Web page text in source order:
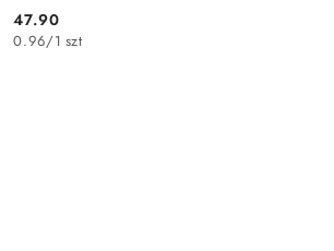
Cena:
47.90
0.96/1 szt